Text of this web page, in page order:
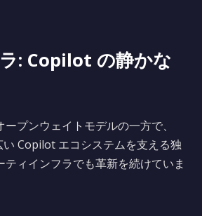
: Copilot の静かな
プンウェイトモデルの一方で、
Copilot エコシステムを支える独
ティインフラでも革新を続けていま